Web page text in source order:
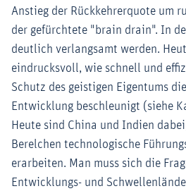
Anstieg der Rückkehrerquote um
der gefürchtete "brain drain". In
deutlich verlangsamt werden.
eindrucksvoll, wie schnell und
Schutz des geistigen Eigentums
Entwicklung beschleunigt (siehe
Heute sind China und Indien
Berelchen technologische
erarbeiten. Man muss sich die
Entwicklungs- und